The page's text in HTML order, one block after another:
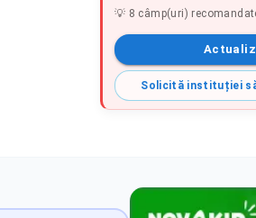
💡 8 câmp(uri)
Solicită instituției